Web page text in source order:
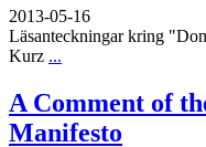
2013-05-16
Läsanteckningar kring
Kurz ...
A Comment of
Manifesto